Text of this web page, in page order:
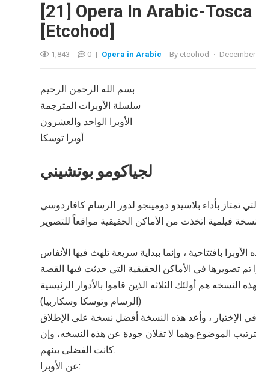
[21] Opera In Arabic-
[Etcohod]
1,843 0 | Opera in Arabic By etcohod ·
بسم الله الرحمن الرحيم
سلسلة الأوبرات المترجمة
الأوبرا الواحد والعشرون
أوبرا توسكا
لجياكومو بوتشيني
النسخه هم أولئك الثلاثه الذين قاموا بالأدوار الرئيسية
(الرسام وتوسكا وسكاربيا)
الموضوع.وهما لا تقلان جودة عن هذه النسخه، وإن
كانت الفضلى بينهم.
عن الأوبرا: